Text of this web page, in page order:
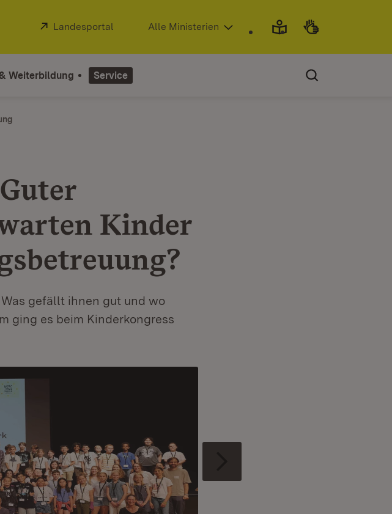
Extern:
Landesportal (Öffnet in neuem Fenster)
Alle Ministerien
Weiterbildung Service
Kinder
gefällt ihnen gut und wo
ging es beim Kinderkongress